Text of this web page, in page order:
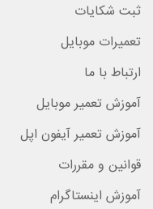
ثبت شکایات
تعمیرات موبایل
ارتباط با ما
آموزش تعمیر موبایل
آموزش تعمیر آیفون اپل
قوانین و مقررات
آموزش اینستاگرام